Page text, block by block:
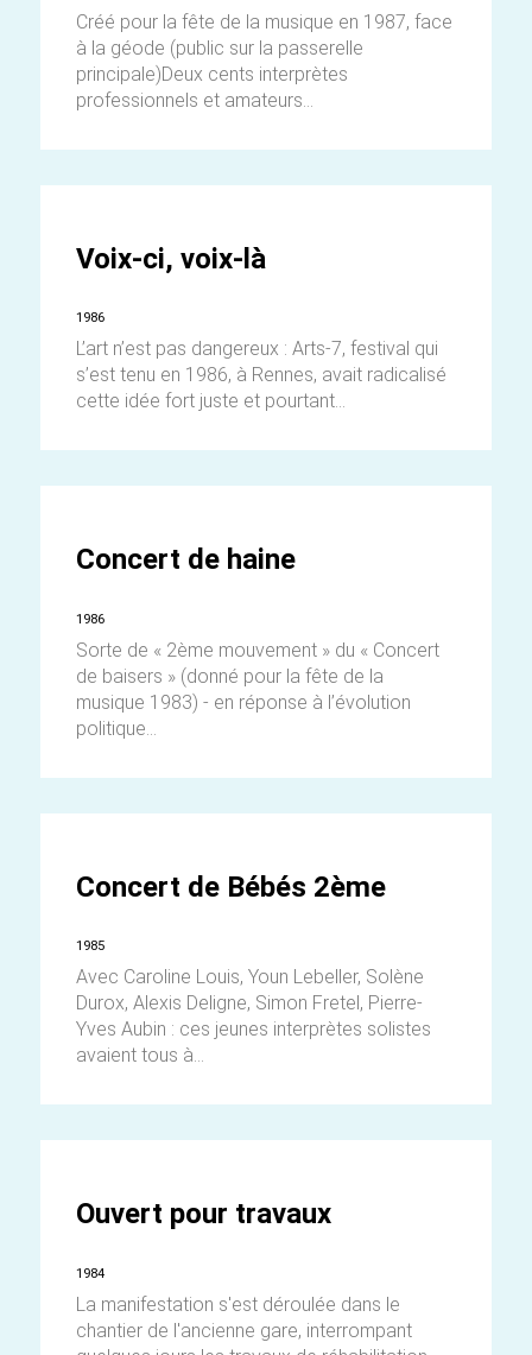
Créé pour la fête de la musique en 1987, face
à la géode (public sur la passerelle
principale)Deux cents interprètes
professionnels et amateurs...
Voix-ci, voix-là
1986
L’art n’est pas dangereux : Arts-7, festival qui
s’est tenu en 1986, à Rennes, avait radicalisé
cette idée fort juste et pourtant...
Concert de haine
1986
Sorte de « 2ème mouvement » du « Concert
de baisers » (donné pour la fête de la
musique 1983) - en réponse à l’évolution
politique...
Concert de Bébés 2ème
1985
Avec Caroline Louis, Youn Lebeller, Solène
Durox, Alexis Deligne, Simon Fretel, Pierre-
Yves Aubin : ces jeunes interprètes solistes
avaient tous à...
Ouvert pour travaux
1984
La manifestation s'est déroulée dans le
chantier de l'ancienne gare, interrompant